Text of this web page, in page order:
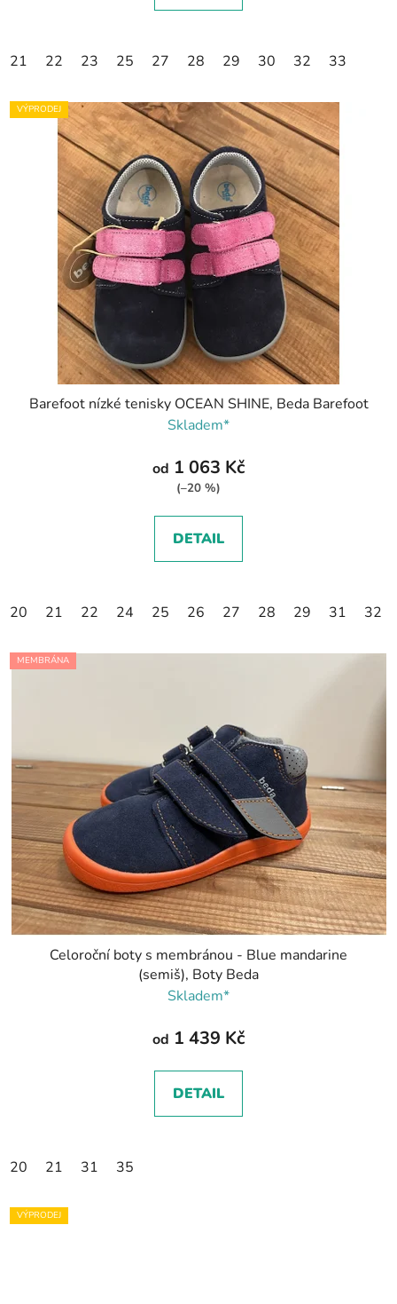
21 22 23 25 27 28 29 30 32 33
VÝPRODEJ
Barefoot nízké tenisky OCEAN SHINE, Beda Barefoot
Skladem*
od 1 063 Kč
(–20 %)
DETAIL
20 21 22 24 25 26 27 28 29 31 32
MEMBRÁNA
Celoroční boty s membránou - Blue mandarine
(semiš), Boty Beda
Skladem*
od 1 439 Kč
DETAIL
20 21 31 35
VÝPRODEJ